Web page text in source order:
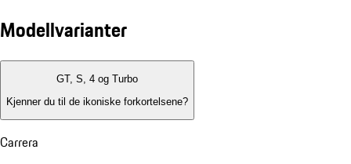
Modellvarianter
GT, S, 4 og Turbo
Kjenner du til de ikoniske forkortelsene?
Carrera